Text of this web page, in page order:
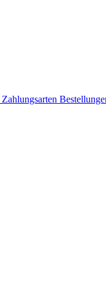
Zahlungsarten